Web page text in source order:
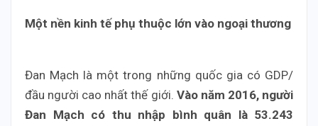
Một nền kinh tế phụ thuộc lớn vào ngoại thương
Đan Mạch là một trong những quốc gia có GDP/
đầu người cao nhất thế giới. Vào năm 2016, người
Đan Mạch có thu nhập bình quân là 53.243